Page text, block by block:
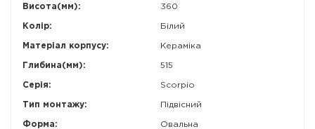
Висота(мм): 360
Колір: Білий
Матеріал корпусу: Кераміка
Глибина(мм): 515
Серія: Scorpio
Тип монтажу: Підвісний
Форма: Овальна